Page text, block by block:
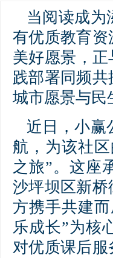
当阅读成为
有优质教育
美好愿景，
践部署同频
城市愿景与民
近日，小
航，为该社
之旅”。这座
沙坪坝区新
方携手共建
乐成长”为核
对优质课后